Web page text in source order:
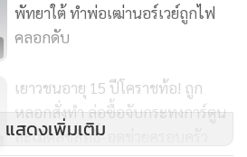
พัทยาใต้ ทำพ่อเฒ่านอร์เวย์ถูกไฟ
คลอกดับ
เยาวชนอายุ 15 ปีโคราชท้อ! ถูก
หลอกสั่งทำ ล่อซื้อจับกระทงการ์ตูน
ละเมิดลิขสิทธิ์-อดช่วยครอบครัว
แสดงเพิ่มเติม